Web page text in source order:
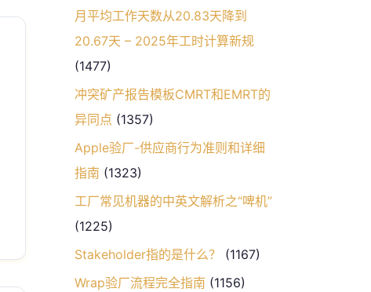
月平均工作天数从20.83天降到
20.67天 – 2025年工时计算新规
(1477)
冲突矿产报告模板CMRT和EMRT的
异同点 (1357)
Apple验厂-供应商行为准则和详细
指南 (1323)
工厂常见机器的中英文解析之“啤机”
(1225)
Stakeholder指的是什么？
(1167)
Wrap验厂流程完全指南 (1156)